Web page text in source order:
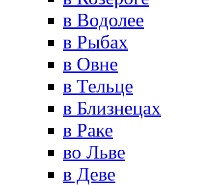
в Водолее
в Рыбах
в Овне
в Тельце
в Близнецах
в Раке
во Льве
в Деве